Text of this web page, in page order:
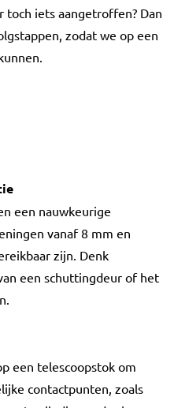
iets aangetroffen? Dan
zodat we op een
een nauwkeurige
vanaf 8 mm en
zijn. Denk
een schuttingdeur of het
een telescoopstok om
contactpunten, zoals